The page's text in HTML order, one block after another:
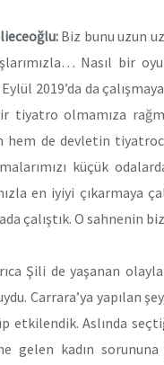
Biz bunu uzun
Nasıl bir
2019’da da
tiyatro olmamıza
hem de devletin
küçük
en iyiyi çıkarmaya
çalıştık. O sahnenin
Şili de yaşanan
Carrara’ya yapılan
etkilendik. Aslında
gelen kadın